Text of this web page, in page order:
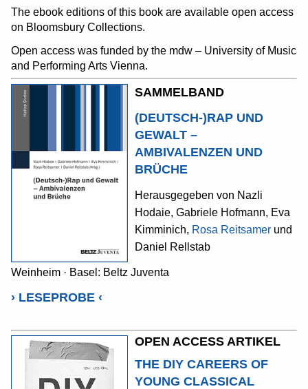
The ebook editions of this book are available open access
on Bloomsbury Collections.
Open access was funded by the mdw – University of Music
and Performing Arts Vienna.
SAMMELBAND
(DEUTSCH-)RAP UND
GEWALT –
AMBIVALENZEN UND
BRÜCHE
Herausgegeben von Nazli
Hodaie, Gabriele Hofmann, Eva
Kimminich, Rosa Reitsamer und
Daniel Rellstab
Weinheim · Basel: Beltz Juventa
› LESEPROBE ‹
OPEN ACCESS ARTIKEL
THE DIY CAREERS OF
YOUNG CLASSICAL